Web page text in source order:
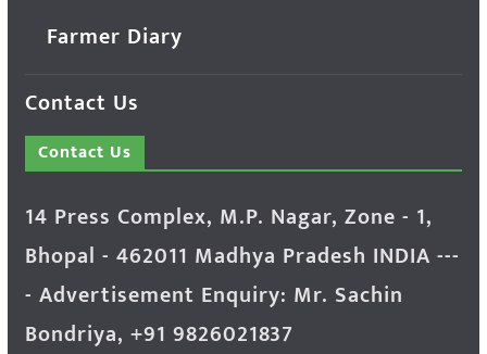
Farmer Diary
Contact Us
Contact Us
14 Press Complex, M.P. Nagar, Zone - 1,
Bhopal - 462011 Madhya Pradesh INDIA ---
- Advertisement Enquiry: Mr. Sachin
Bondriya, +91 9826021837